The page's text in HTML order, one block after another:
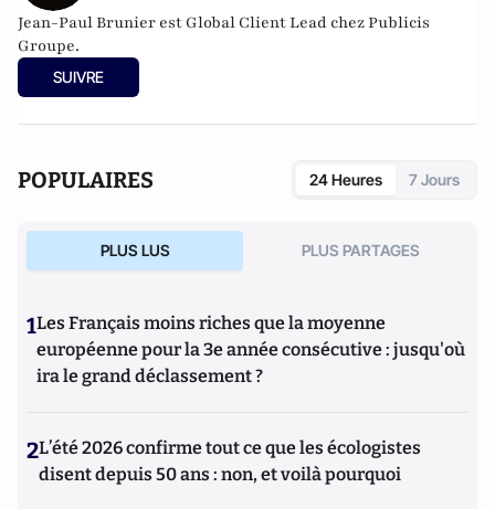
Jean-Paul Brunier est Global Client Lead chez Publicis
Groupe.
SUIVRE
POPULAIRES 24 Heures 7 Jours
PLUS LUS PLUS PARTAGES
1Les Français moins riches que la moyenne
européenne pour la 3e année consécutive : jusqu'où
ira le grand déclassement ?
2L’été 2026 confirme tout ce que les écologistes
disent depuis 50 ans : non, et voilà pourquoi